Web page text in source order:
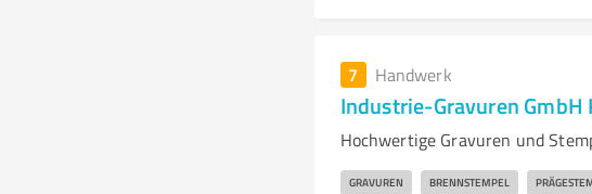
7 Handwerk
Industrie-Gravuren GmbH
Hochwertige Gravuren und
GRAVUREN BRENNSTEMPEL